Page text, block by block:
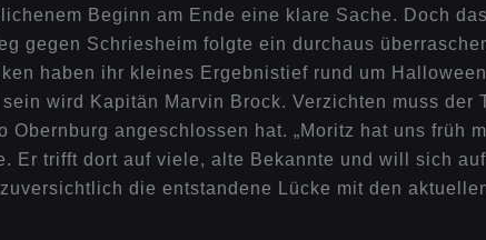
Beginn am Ende eine klare Sache. Doch
gegen Schriesheim folgte ein durchaus
haben ihr kleines Ergebnistief rund um
wird Kapitän Marvin Brock. Verzichten muss der
angeschlossen hat. „Moritz hat uns früh
Er trifft dort auf viele, alte Bekannte und will sich
die entstandene Lücke mit den